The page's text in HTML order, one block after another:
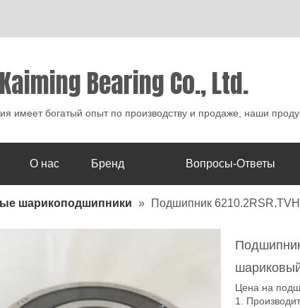
Bearing Co., Ltd.
имеет богатый опыт по производству и продаже, наши
О нас Бренд Вопросы-Ответы
шарикоподшипники » Подшипник
Цена на
1.